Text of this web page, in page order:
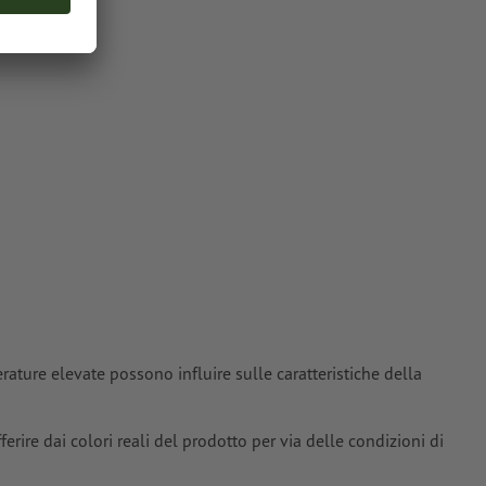
con il
0,45
elevate possono influire sulle caratteristiche della
dai colori reali del prodotto per via delle condizioni di